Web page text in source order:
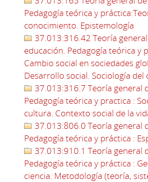
Pedagogía teórica y
conocimiento. Epistemología
37.013:316.42 Teoría
educación. Pedagogía teórica y
Cambio social en sociedades
Desarrollo social. Sociología del
37.013:316.7 Teoría general
Pedagogía teórica y practica :
cultura. Contexto social de la
37.013:806.0 Teoría general
Pedagogía teórica y práctica :
37.013:910.1 Teoría general
Pedagogía teórica y práctica :
ciencia. Metodología (teoría,